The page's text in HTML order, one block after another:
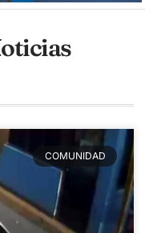
COMUNIDAD